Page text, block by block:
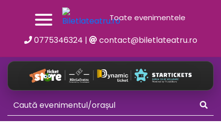
Toate evenimentele
0775346324 | contact@biletlateatru.ro